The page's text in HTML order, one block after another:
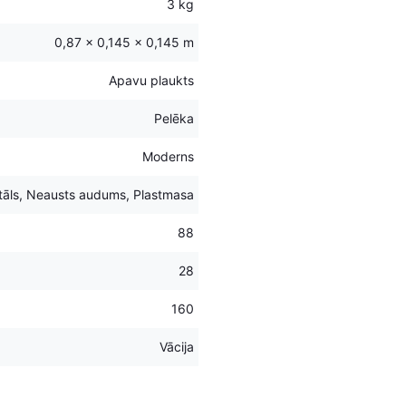
3 kg
0,87 × 0,145 × 0,145 m
Apavu plaukts
Pelēka
Moderns
Neausts audums, Plastmasa
88
28
160
Vācija